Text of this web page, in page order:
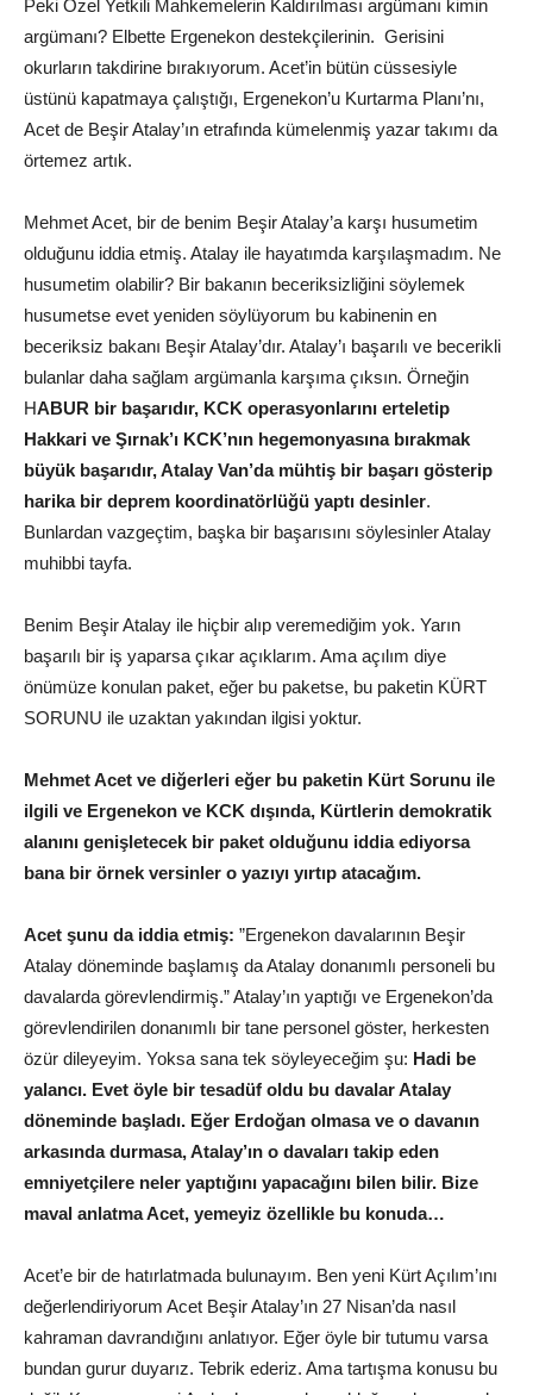
Peki Özel Yetkili Mahkemelerin Kaldırılması argümanı kimin
argümanı? Elbette Ergenekon destekçilerinin. Gerisini
okurların takdirine bırakıyorum. Acet’in bütün cüssesiyle
üstünü kapatmaya çalıştığı, Ergenekon’u Kurtarma Planı’nı,
Acet de Beşir Atalay’ın etrafında kümelenmiş yazar takımı da
örtemez artık.
Mehmet Acet, bir de benim Beşir Atalay’a karşı husumetim
olduğunu iddia etmiş. Atalay ile hayatımda karşılaşmadım. Ne
husumetim olabilir? Bir bakanın beceriksizliğini söylemek
husumetse evet yeniden söylüyorum bu kabinenin en
beceriksiz bakanı Beşir Atalay’dır. Atalay’ı başarılı ve becerikli
bulanlar daha sağlam argümanla karşıma çıksın. Örneğin
HABUR bir başarıdır, KCK operasyonlarını erteletip
Hakkari ve Şırnak’ı KCK’nın hegemonyasına bırakmak
büyük başarıdır, Atalay Van’da mühtiş bir başarı gösterip
harika bir deprem koordinatörlüğü yaptı desinler.
Bunlardan vazgeçtim, başka bir başarısını söylesinler Atalay
muhibbi tayfa.
Benim Beşir Atalay ile hiçbir alıp veremediğim yok. Yarın
başarılı bir iş yaparsa çıkar açıklarım. Ama açılım diye
önümüze konulan paket, eğer bu paketse, bu paketin KÜRT
SORUNU ile uzaktan yakından ilgisi yoktur.
Mehmet Acet ve diğerleri eğer bu paketin Kürt Sorunu ile
ilgili ve Ergenekon ve KCK dışında, Kürtlerin demokratik
alanını genişletecek bir paket olduğunu iddia ediyorsa
bana bir örnek versinler o yazıyı yırtıp atacağım.
Acet şunu da iddia etmiş: ”Ergenekon davalarının Beşir
Atalay döneminde başlamış da Atalay donanımlı personeli bu
davalarda görevlendirmiş.” Atalay’ın yaptığı ve Ergenekon’da
görevlendirilen donanımlı bir tane personel göster, herkesten
özür dileyeyim. Yoksa sana tek söyleyeceğim şu: Hadi be
yalancı. Evet öyle bir tesadüf oldu bu davalar Atalay
döneminde başladı. Eğer Erdoğan olmasa ve o davanın
arkasında durmasa, Atalay’ın o davaları takip eden
emniyetçilere neler yaptığını yapacağını bilen bilir. Bize
maval anlatma Acet, yemeyiz özellikle bu konuda…
Acet’e bir de hatırlatmada bulunayım. Ben yeni Kürt Açılım’ını
değerlendiriyorum Acet Beşir Atalay’ın 27 Nisan’da nasıl
kahraman davrandığını anlatıyor. Eğer öyle bir tutumu varsa
bundan gurur duyarız. Tebrik ederiz. Ama tartışma konusu bu